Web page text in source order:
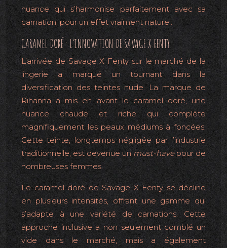
nuance qui s’harmonise parfaitement avec sa
carnation, pour un effet vraiment naturel.
CARAMEL DORÉ : L’INNOVATION DE SAVAGE X FENTY
L’arrivée de Savage X Fenty sur le marché de la
lingerie a marqué un tournant dans la
diversification des teintes nude. La marque de
Rihanna a mis en avant le caramel doré, une
nuance chaude et riche qui complète
magnifiquement les peaux médiums à foncées.
Cette teinte, longtemps négligée par l’industrie
traditionnelle, est devenue un must-havepour de
nombreuses femmes.
Le caramel doré de Savage X Fenty se décline
en plusieurs intensités, offrant une gamme qui
s’adapte à une variété de carnations. Cette
approche inclusive a non seulement comblé un
vide dans le marché, mais a également